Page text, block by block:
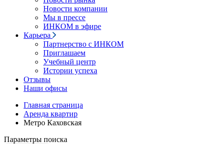
Новости компании
Мы в прессе
ИНКОМ в эфире
Карьера
Партнерство с ИНКОМ
Приглашаем
Учебный центр
Истории успеха
Отзывы
Наши офисы
Главная страница
Аренда квартир
Метро Каховская
Параметры поиска